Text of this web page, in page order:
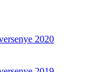
2020